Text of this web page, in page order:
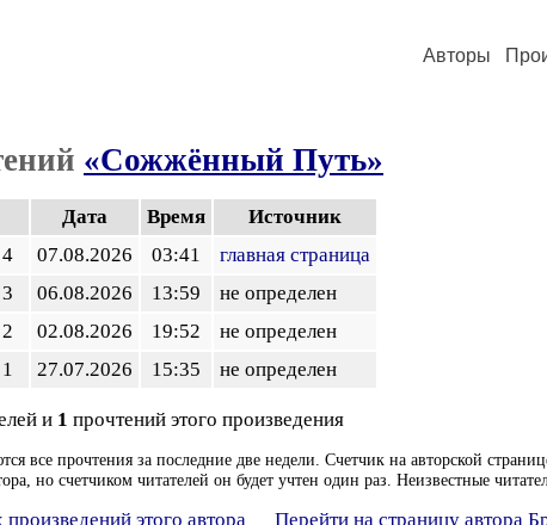
Авторы
«Сожжённый Путь»
Дата Время
Источник
07.08.2026 03:41
главная страница
06.08.2026 13:59
не определен
02.08.2026 19:52
не определен
27.07.2026 15:35 не определен
и 1 прочтений этого произведения
все прочтения за последние две недели. Счетчик на авторской
но счетчиком читателей он будет учтен один раз. Неизвестные
этого автора Перейти на страницу автора